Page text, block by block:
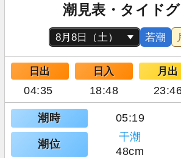
潮見表・タイド
若潮
日出 日入 月出
04:35 18:48
潮時 05:19
潮位
干潮
48cm